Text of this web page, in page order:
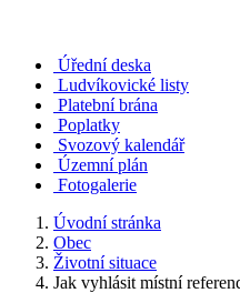
Úřední deska
Ludvíkovické listy
Platební brána
Poplatky
Svozový kalendář
Územní plán
Fotogalerie
Úvodní stránka
Obec
Životní situace
Jak vyhlásit místní